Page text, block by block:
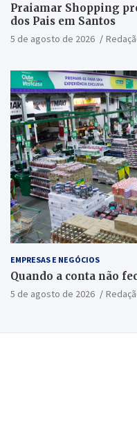
Praiamar Shopping
dos Pais em Santos
5 de agosto de 2026
EMPRESAS E NEGÓCIOS
Quando a conta não
5 de agosto de 2026